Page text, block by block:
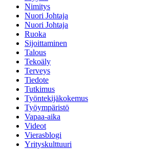
Nimitys
Nuori Johtaja
Nuori Johtaja
Ruoka
Sijoittaminen
Talous
Tekoäly
Terveys
Tiedote
Tutkimus
Työntekijäkokemus
Työympäristö
Vapaa-aika
Videot
Vierasblogi
Yrityskulttuuri